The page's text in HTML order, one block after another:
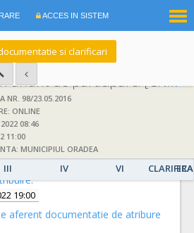
ACCES IN SISTEM
si clarificari
anunt de participare:[CN1043314] -
NR. 98/23.05.2016
ONLINE
08:46
11:00
MUNICIPIUL ORADEA
III IV VI
19:00
aferent documentatie de atribure